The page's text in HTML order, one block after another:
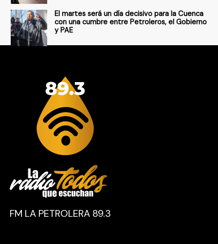
El martes será un día decisivo para la Cuenca
con una cumbre entre Petroleros, el Gobierno
y PAE
FM LA PETROLERA 89.3